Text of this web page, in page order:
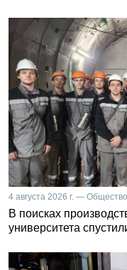
4 августа 2026 г. — Общество
В поисках
университета